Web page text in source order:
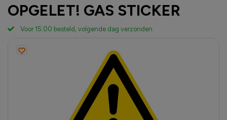
OPGELET! GAS STICKER
Voor 15:00 besteld, volgende dag verzonden